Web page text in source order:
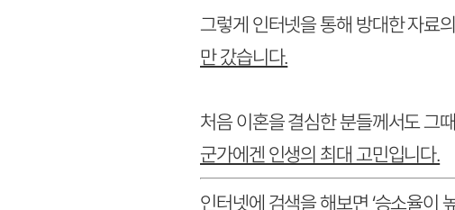
그렇게 인터넷을 통해 방대한 자료
만 갔습니다.
처음 이혼을 결심한 분들께서도 그
군가에겐 인생의 최대 고민입니다.
인터넷에 검색을 해보면 ‘승소율이